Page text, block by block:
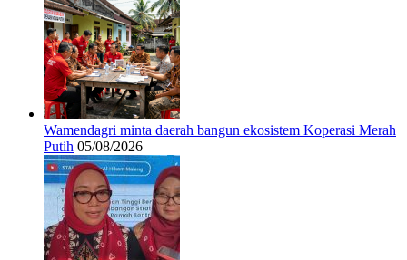
Wamendagri minta daerah bangun ekosistem Koperasi Merah
Putih 05/08/2026